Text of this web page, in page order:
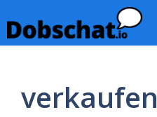
Inhalt
springen
verkaufen